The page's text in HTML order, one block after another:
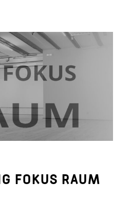
FOKUS RAUM